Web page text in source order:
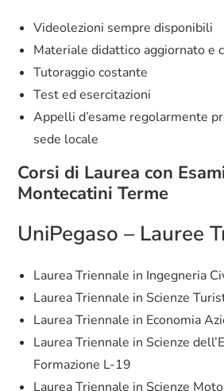
Videolezioni sempre disponibili
Materiale didattico aggiornato e
Tutoraggio costante
Test ed esercitazioni
Appelli d’esame regolarmente
sede locale
Corsi di Laurea con
Montecatini Terme
UniPegaso – Lauree
Laurea Triennale in Ingegneria
Laurea Triennale in Scienze
Laurea Triennale in Economia
Laurea Triennale in Scienze
Formazione L-19
Laurea Triennale in Scienze